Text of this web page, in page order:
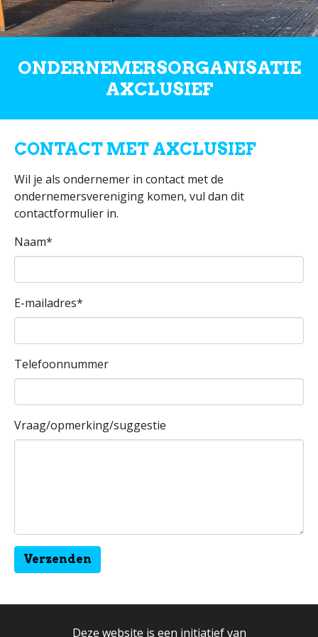
ONDERNEMERSORGANISATIE
AXCLUSIEF
CONTACT MET AXCLUSIEF
Wil je als ondernemer in contact met de
ondernemersvereniging komen, vul dan dit
contactformulier in.
Naam*
E-mailadres*
Telefoonnummer
Vraag/opmerking/suggestie
Deze website is een initiatief van